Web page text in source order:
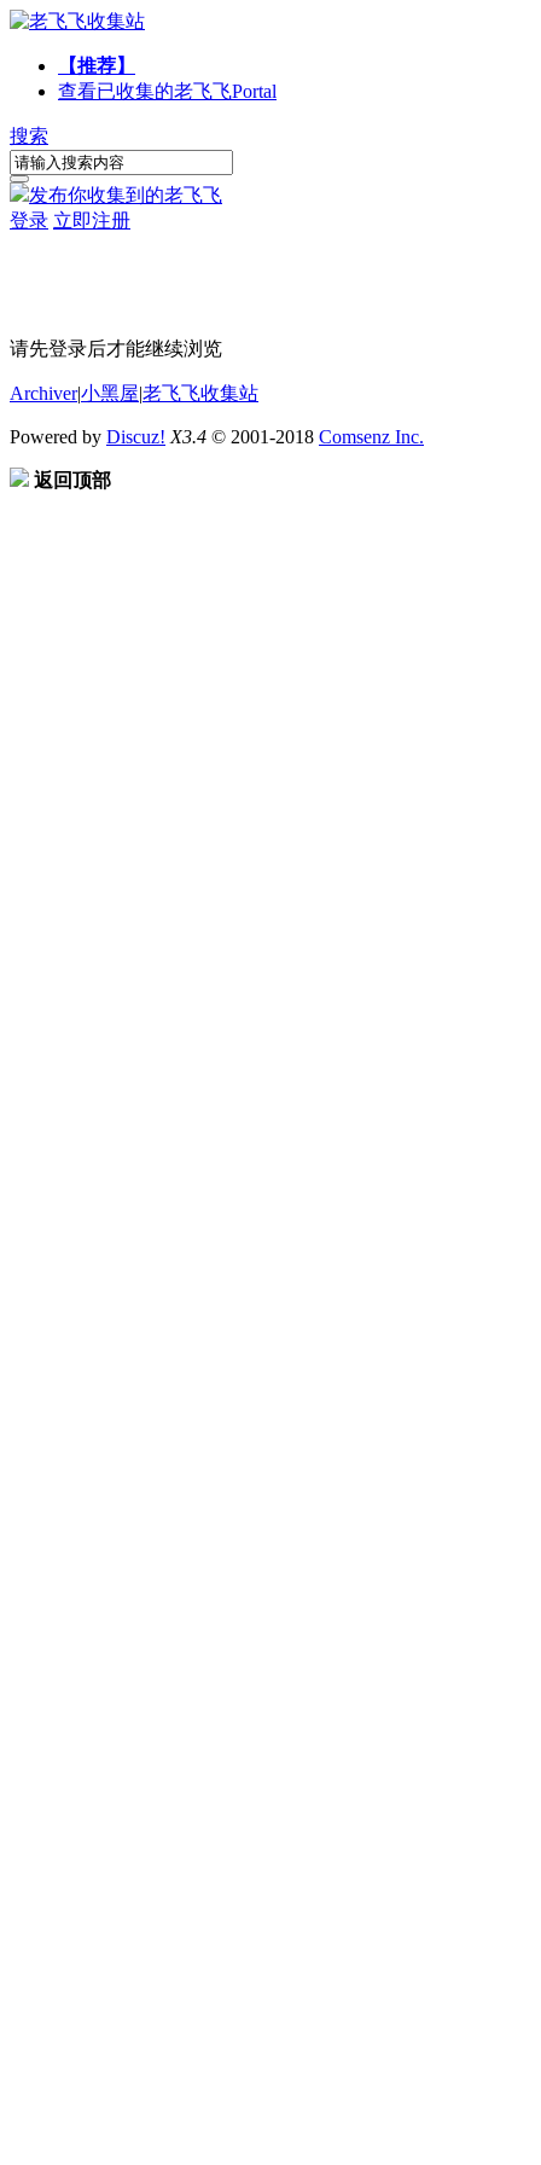
【推荐】
查看已收集的老飞飞Portal
搜索
发布你收集到的老飞飞
登录 立即注册
请先登录后才能继续浏览
Archiver|小黑屋|老飞飞收集站
Powered by Discuz! X3.4 © 2001-2018 Comsenz Inc.
返回顶部